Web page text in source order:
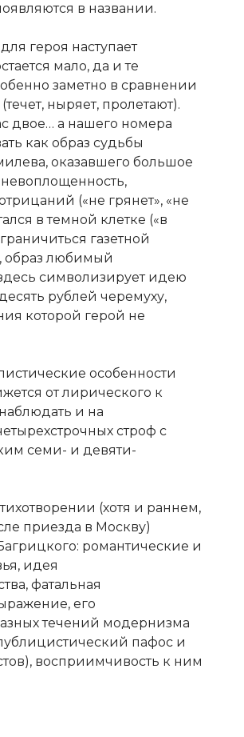
в названии.
героя наступает
мало, да и те
заметно в сравнении
ныряет, пролетают).
двое… а нашего номера
как образ судьбы
оказавшего большое
невоплощенность,
(«не грянет», «не
в темной клетке («в
газетной
образ любимый
символизирует идею
рублей черемуху,
которой герой не
особенности
от лирического к
и на
строф с
семи- и девяти-
(хотя и раннем,
приезда в Москву)
романтические и
идея
фатальная
его
течений модернизма
пафос и
восприимчивость к ним